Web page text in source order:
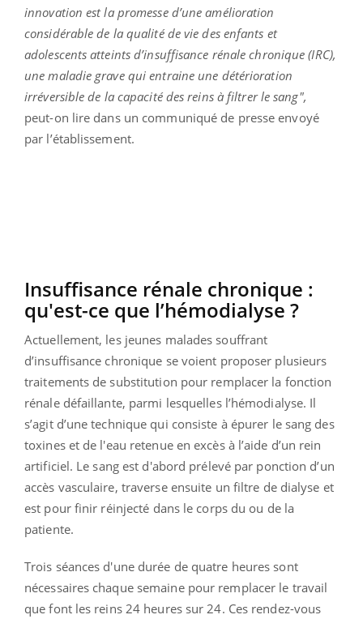
innovation est la promesse d’une amélioration
considérable de la qualité de vie des enfants et
adolescents atteints d’insuffisance rénale chronique (IRC),
une maladie grave qui entraine une détérioration
irréversible de la capacité des reins à filtrer le sang",
peut-on lire dans un communiqué de presse envoyé
par l’établissement.
Insuffisance rénale chronique :
qu'est-ce que l’hémodialyse ?
Actuellement, les jeunes malades souffrant
d’insuffisance chronique se voient proposer plusieurs
traitements de substitution pour remplacer la fonction
rénale défaillante, parmi lesquelles l’hémodialyse. Il
s’agit d’une technique qui consiste à épurer le sang des
toxines et de l'eau retenue en excès à l’aide d’un rein
artificiel. Le sang est d'abord prélevé par ponction d’un
accès vasculaire, traverse ensuite un filtre de dialyse et
est pour finir réinjecté dans le corps du ou de la
patiente.
Trois séances d'une durée de quatre heures sont
nécessaires chaque semaine pour remplacer le travail
que font les reins 24 heures sur 24. Ces rendez-vous